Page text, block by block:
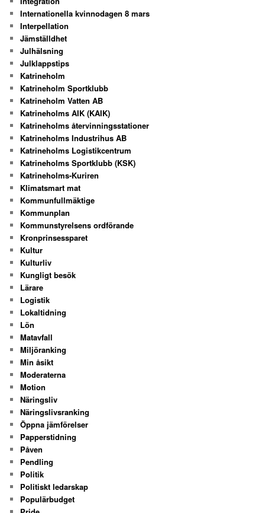
Internationella kvinnodagen 8 mars
Interpellation
Jämställdhet
Julhälsning
Julklappstips
Katrineholm
Katrineholm Sportklubb
Katrineholm Vatten AB
Katrineholms AIK (KAIK)
Katrineholms återvinningsstationer
Katrineholms Industrihus AB
Katrineholms Logistikcentrum
Katrineholms Sportklubb (KSK)
Katrineholms-Kuriren
Klimatsmart mat
Kommunfullmäktige
Kommunplan
Kommunstyrelsens ordförande
Kronprinsessparet
Kultur
Kulturliv
Kungligt besök
Lärare
Logistik
Lokaltidning
Lön
Matavfall
Miljöranking
Min åsikt
Moderaterna
Motion
Näringsliv
Näringslivsranking
Öppna jämförelser
Papperstidning
Påven
Pendling
Politik
Politiskt ledarskap
Populärbudget